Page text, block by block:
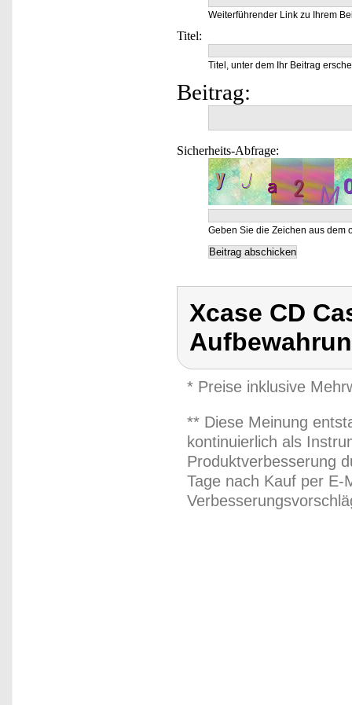
Weiterführender Link zu Ihrem
Titel:
Titel, unter dem Ihr Beitrag
Beitrag:
Sicherheits-Abfrage:
Geben Sie die Zeichen aus dem
Xcase CD
* Preise inklusive
** Diese Meinung
kontinuierlich als
Produktverbesserung
Tage nach Kauf per E-